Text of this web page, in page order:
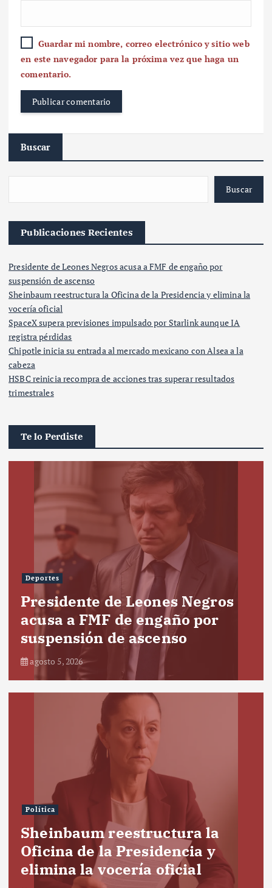
Guardar mi nombre, correo electrónico y sitio web
en este navegador para la próxima vez que haga un
comentario.
Buscar
Buscar
Publicaciones Recientes
Presidente de Leones Negros acusa a FMF de engaño por
suspensión de ascenso
Sheinbaum reestructura la Oficina de la Presidencia y elimina la
vocería oficial
SpaceX supera previsiones impulsado por Starlink aunque IA
registra pérdidas
Chipotle inicia su entrada al mercado mexicano con Alsea a la
cabeza
HSBC reinicia recompra de acciones tras superar resultados
trimestrales
Te lo Perdiste
Deportes
Presidente de Leones Negros
acusa a FMF de engaño por
suspensión de ascenso
agosto 5, 2026
Política
Sheinbaum reestructura la
Oficina de la Presidencia y
elimina la vocería oficial